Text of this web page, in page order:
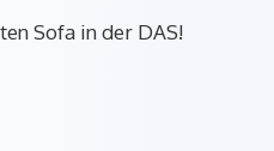
Sofa in der DAS!